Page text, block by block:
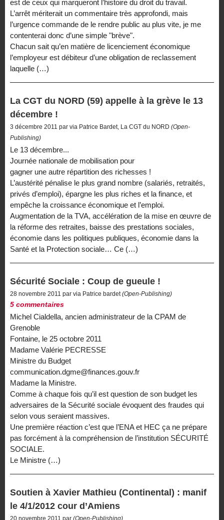
est de ceux qui marqueront l’histoire du droit du travail.
L’arrêt mériterait un commentaire très approfondi, mais
l’urgence commande de le rendre public au plus vite, je me
contenterai donc d’une simple "brève".
Chacun sait qu’en matière de licenciement économique
l’employeur est débiteur d’une obligation de reclassement
laquelle (…)
La CGT du NORD (59) appelle à la grève le 13
décembre !
3 décembre 2011 par via Patrice Bardet, La CGT du NORD (Open-
Publishing)
Le 13 décembre...
Journée nationale de mobilisation pour
gagner une autre répartition des richesses !
L’austérité pénalise le plus grand nombre (salariés, retraités,
privés d’emploi), épargne les plus riches et la finance, et
empêche la croissance économique et l’emploi.
Augmentation de la TVA, accélération de la mise en œuvre de
la réforme des retraites, baisse des prestations sociales,
économie dans les politiques publiques, économie dans la
Santé et la Protection sociale… Ce (…)
Sécurité Sociale : Coup de gueule !
28 novembre 2011 par via Patrice bardet(Open-Publishing)
5 commentaires
Michel Cialdella, ancien administrateur de la CPAM de
Grenoble
Fontaine, le 25 octobre 2011
Madame Valérie PECRESSE
Ministre du Budget
communication.dgme@finances.gouv.fr
Madame la Ministre.
Comme à chaque fois qu’il est question de son budget les
adversaires de la Sécurité sociale évoquent des fraudes qui
selon vous seraient massives.
Une première réaction c’est que l’ENA et HEC ça ne prépare
pas forcément à la compréhension de l’institution SÉCURITÉ
SOCIALE.
Le Ministre (…)
Soutien à Xavier Mathieu (Continental) : manif
le 4/1/2012 cour d’Amiens